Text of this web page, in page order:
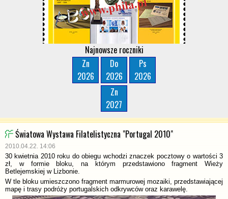
Najnowsze roczniki
Zn
2026
Do
2026
Ps
2026
Zn
2027
Światowa Wystawa Filatelistyczna "Portugal 2010"
2010.04.22. 14:06
30 kwietnia 2010 roku do obiegu wchodzi znaczek pocztowy o wartości 3
zł, w formie bloku, na którym przedstawiono fragment Wieży
Betlejemskiej w Lizbonie.
W tle bloku umieszczono fragment marmurowej mozaiki, przedstawiającej
mapę i trasy podróży portugalskich odkrywców oraz karawelę.